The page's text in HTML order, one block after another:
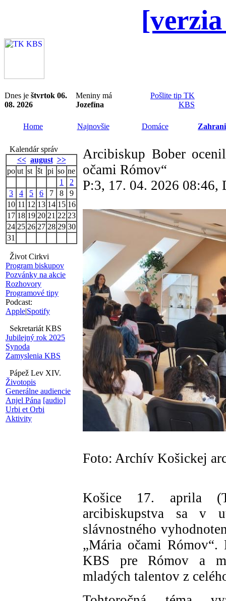
Dnes je štvrtok 06.
08. 2026
Meniny má
Jozefína
Pošlite tip TK
KBS
Home Najnovšie Domáce
Kalendár správ
<< august >>
po ut st št pi so ne
1
2
3
4 5 6 7 8
9
10 11 12 13 14 15 16
17 18 19 20 21 22 23
24 25 26 27 28 29 30
31
Život Cirkvi
Program biskupov
Pozvánky na akcie
Rozhovory
Programové tipy
Podcast:
Apple|Spotify
Sekretariát KBS
Jubilejný rok 2025
Synoda
Zamyslenia KBS
Pápež Lev XIV.
Životopis
Generálne audiencie
Anjel Pána [audio]
Urbi et Orbi
Aktivity
Arcibiskup Bober
očami Rómov“
P:3, 17. 04. 2026 08:46,
Foto: Archív Košickej
Košice 17. aprila
arcibiskupstva sa v
slávnostného
„Mária očami Rómov“.
KBS pre Rómov a
mladých talentov z